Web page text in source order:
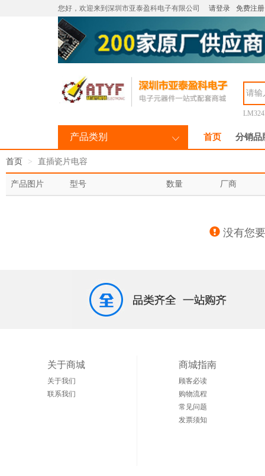
您好，欢迎来到深圳市亚泰盈科电子有限公司 请登录 免费注册
产品类别 首页 分销品
首页 直插瓷片电容
产品图片 型号 数量 厂商
没有您
关于商城
关于我们
联系我们
商城指南
顾客必读
购物流程
常见问题
发票须知